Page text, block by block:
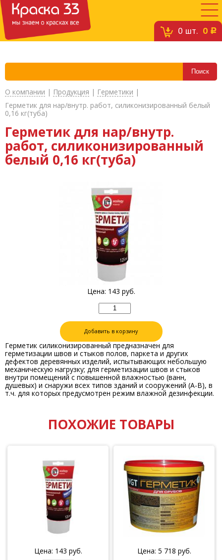
0 шт. 0 c
О компании | Продукция | Герметики |
Герметик для нар/внутр. работ, силиконизированный белый
0,16 кг(туба)
Герметик для нар/внутр.
работ, силиконизированный
белый 0,16 кг(туба)
Цена: 143 руб.
Добавить в корзину
Герметик силиконизированный предназначен для
герметизации швов и стыков полов, паркета и других
дефектов деревянных изделий, испытывающих небольшую
механическую нагрузку; для герметизации швов и стыков
внутри помещений с повышенной влажностью (ванн,
душевых) и снаружи всех типов зданий и сооружений (А-В), в
т.ч. для которых предусмотрен режим влажной дезинфекции.
ПОХОЖИЕ ТОВАРЫ
Цена: 143 руб. Цена: 5 718 руб.